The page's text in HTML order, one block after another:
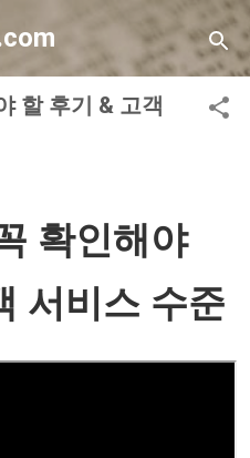
건너뛰기
할 후기 & 고객
확인해야
서비스 수준